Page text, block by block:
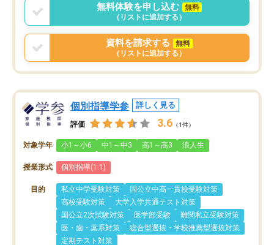
無料体験を申し込む
無料
（リストに追加する）
資料を請求する
無料
（リストに追加する）
個別指導学参 詳しく見る
評価 3.6 （1件）
対象学年 小1～小6 中1～中3 高1～高3 浪人生
授業形式 個別指導(1:1)
目的 私立中学受験対策
国公立中高一貫校受験対策
高校受験対策
大学入学共通テスト対策
国公立2次試験対策
医学部受験
難関私立受験対策
医・歯・薬系対策
総合型選抜・学校推薦型選抜対策
定期テスト対策